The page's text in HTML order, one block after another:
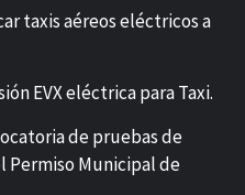
taxis aéreos eléctricos a
EVX eléctrica para Taxi.
de pruebas de
Municipal de